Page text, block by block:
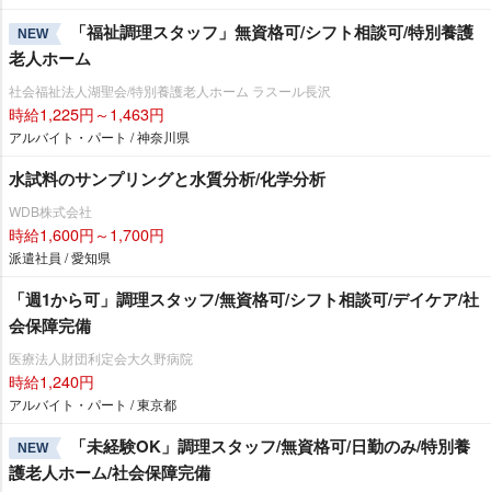
NEW
「福祉調理スタッフ」無資格可/シフト相談可/特別養護
老人ホーム
社会福祉法人湖聖会/特別養護老人ホーム ラスール長沢
時給1,225円～1,463円
アルバイト・パート / 神奈川県
水試料のサンプリングと水質分析/化学分析
WDB株式会社
時給1,600円～1,700円
派遣社員 / 愛知県
「週1から可」調理スタッフ/無資格可/シフト相談可/デイケア/社
会保障完備
医療法人財団利定会大久野病院
時給1,240円
アルバイト・パート / 東京都
NEW
「未経験OK」調理スタッフ/無資格可/日勤のみ/特別養
護老人ホーム/社会保障完備